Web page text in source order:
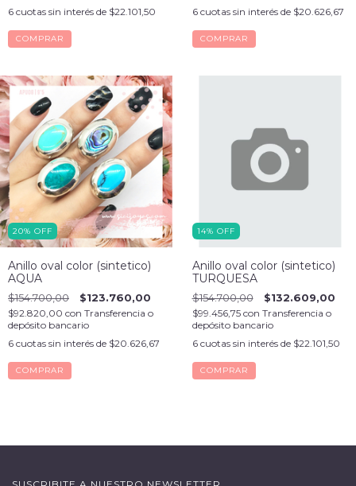
6 cuotas sin interés de $22.101,50
COMPRAR
6 cuotas sin interés de $20.626,67
COMPRAR
20% OFF
Anillo oval color (sintetico)
AQUA
$154.700,00 $123.760,00
$92.820,00 con Transferencia o
depósito bancario
6 cuotas sin interés de $20.626,67
COMPRAR
14% OFF
Anillo oval color (sintetico)
TURQUESA
$154.700,00 $132.609,00
$99.456,75 con Transferencia o
depósito bancario
6 cuotas sin interés de $22.101,50
COMPRAR